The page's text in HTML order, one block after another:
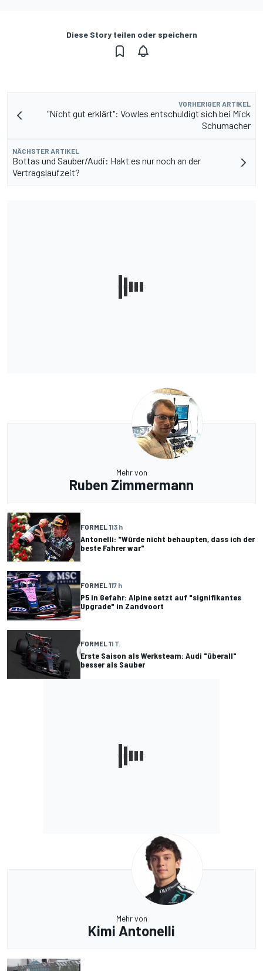
Diese Story teilen oder speichern
VORHERIGER ARTIKEL
"Nicht gut erklärt": Vowles entschuldigt sich bei Mick
Schumacher
NÄCHSTER ARTIKEL
Bottas und Sauber/Audi: Hakt es nur noch an der
Vertragslaufzeit?
Mehr von
Ruben Zimmermann
FORMEL 113 h
Antonelli: "Würde nicht behaupten, dass ich der
beste Fahrer war"
FORMEL 117 h
P5 in Gefahr: Alpine setzt auf "signifikantes
Upgrade" in Zandvoort
FORMEL 11 T.
Erste Saison als Werksteam: Audi "überall"
besser als Sauber
Mehr von
Kimi Antonelli